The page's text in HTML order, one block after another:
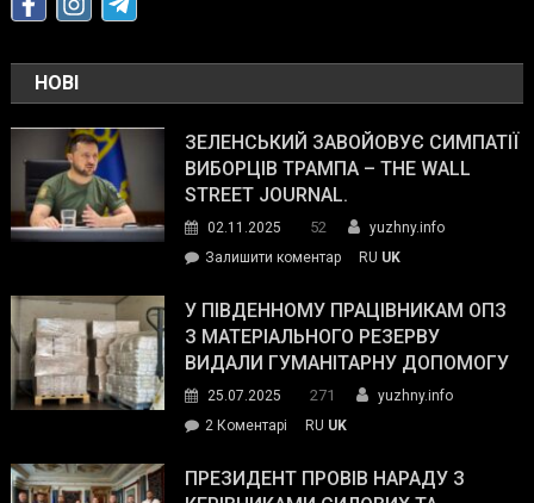
НОВІ
ЗЕЛЕНСЬКИЙ ЗАВОЙОВУЄ СИМПАТІЇ
ВИБОРЦІВ ТРАМПА – THE WALL
STREET JOURNAL.
02.11.2025 52
yuzhny.info
Залишити коментарon
завойовує
симпатії
виборців
The
Street
RU UK
У ПІВДЕННОМУ ПРАЦІВНИКАМ ОПЗ
З МАТЕРІАЛЬНОГО РЕЗЕРВУ
ВИДАЛИ ГУМАНІТАРНУ ДОПОМОГУ
25.07.2025 271
yuzhny.info
2 Коментарі
Південному
працівникам
RU UK
ПРЕЗИДЕНТ ПРОВІВ НАРАДУ З